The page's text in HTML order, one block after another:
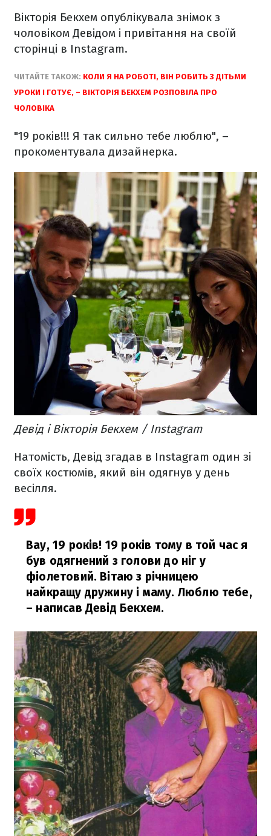
Вікторія Бекхем опублікувала знімок з
чоловіком Девідом і привітання на своїй
сторінці в Instagram.
ЧИТАЙТЕ ТАКОЖ: КОЛИ Я НА РОБОТІ, ВІН РОБИТЬ З ДІТЬМИ
УРОКИ І ГОТУЄ, – ВІКТОРІЯ БЕКХЕМ РОЗПОВІЛА ПРО
ЧОЛОВІКА
"19 років!!! Я так сильно тебе люблю", –
прокоментувала дизайнерка.
Девід і Вікторія Бекхем / Instagram
Натомість, Девід згадав в Instagram один зі
своїх костюмів, який він одягнув у день
весілля.
Вау, 19 років! 19 років тому в той час я
був одягнений з голови до ніг у
фіолетовий. Вітаю з річницею
найкращу дружину і маму. Люблю тебе,
– написав Девід Бекхем.